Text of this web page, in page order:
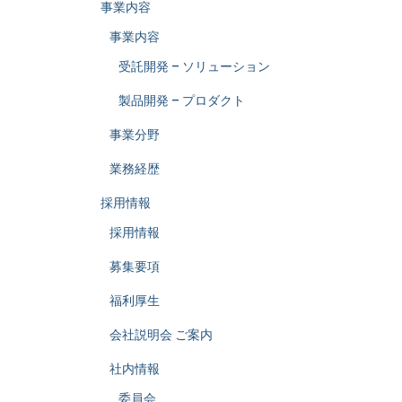
事業内容
事業内容
受託開発 – ソリューション
製品開発 – プロダクト
事業分野
業務経歴
採用情報
採用情報
募集要項
福利厚生
会社説明会 ご案内
社内情報
委員会